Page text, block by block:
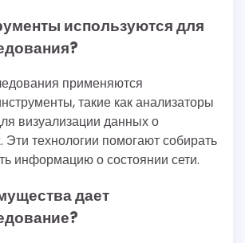
используются для
применяются
такие как анализаторы
визуализации данных о
Эти технологии помогают собирать
информацию о состоянии сети.
дает